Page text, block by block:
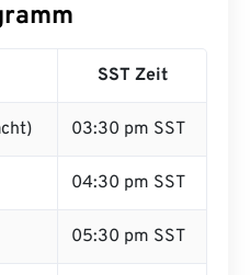
SST Zeit
03:30 pm SST
04:30 pm SST
05:30 pm SST